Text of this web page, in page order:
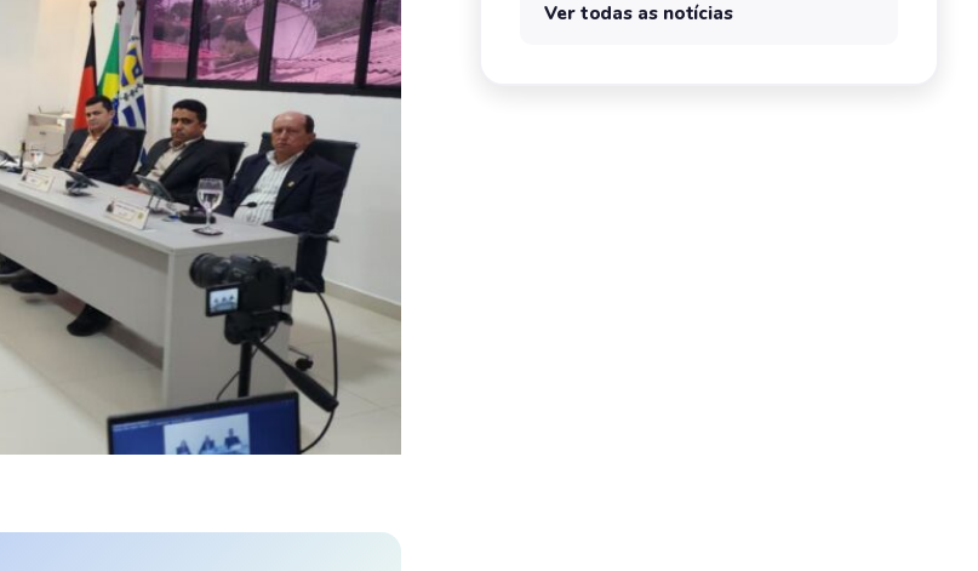
Ver todas as notícias